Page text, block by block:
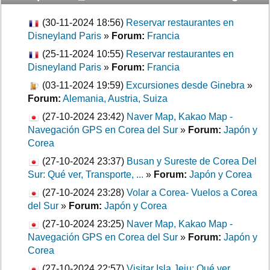
(30-11-2024 18:56) Reservar restaurantes en
Disneyland Paris » Forum: Francia
(25-11-2024 10:55) Reservar restaurantes en
Disneyland Paris » Forum: Francia
(03-11-2024 19:59) Excursiones desde Ginebra »
Forum: Alemania, Austria, Suiza
(27-10-2024 23:42) Naver Map, Kakao Map -
Navegación GPS en Corea del Sur » Forum: Japón y
Corea
(27-10-2024 23:37) Busan y Sureste de Corea Del
Sur: Qué ver, Transporte, ... » Forum: Japón y Corea
(27-10-2024 23:28) Volar a Corea- Vuelos a Corea
del Sur » Forum: Japón y Corea
(27-10-2024 23:25) Naver Map, Kakao Map -
Navegación GPS en Corea del Sur » Forum: Japón y
Corea